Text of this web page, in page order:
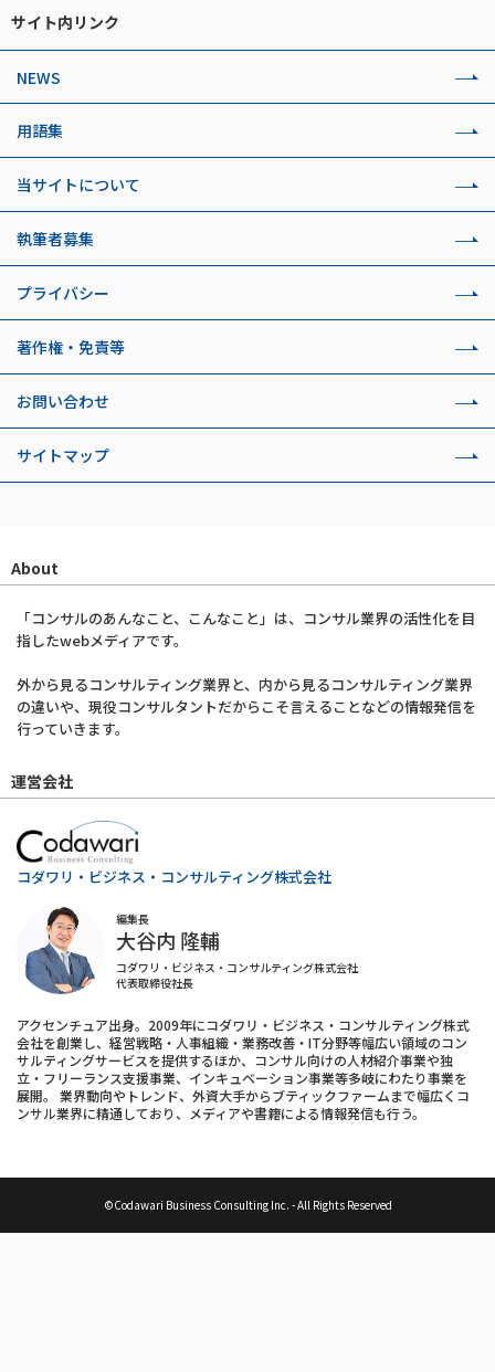
サイト内リンク
NEWS
用語集
当サイトについて
執筆者募集
プライバシー
著作権・免責等
お問い合わせ
サイトマップ
About
「コンサルのあんなこと、こんなこと」は、コンサル業界の活性化を目
指したwebメディアです。
外から見るコンサルティング業界と、内から見るコンサルティング業界
の違いや、現役コンサルタントだからこそ言えることなどの情報発信を
行っていきます。
運営会社
コダワリ・ビジネス・コンサルティング株式会社
編集長
大谷内 隆輔
コダワリ・ビジネス・コンサルティング株式会社
代表取締役社長
アクセンチュア出身。2009年にコダワリ・ビジネス・コンサルティング株式
会社を創業し、経営戦略・人事組織・業務改善・IT分野等幅広い領域のコン
サルティングサービスを提供するほか、コンサル向けの人材紹介事業や独
立・フリーランス支援事業、インキュベーション事業等多岐にわたり事業を
展開。 業界動向やトレンド、外資大手からブティックファームまで幅広くコ
ンサル業界に精通しており、メディアや書籍による情報発信も行う。
©Codawari Business Consulting Inc. - All Rights Reserved